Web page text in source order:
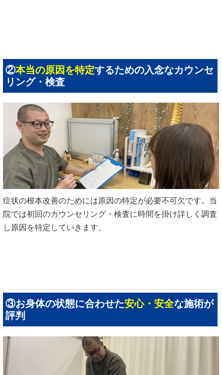
②本当の原因を特定するための入念なカウンセ
リング・検査
症状の根本改善のためには原因の特定が必要不可欠です。当
院では初回のカウンセリング・検査に時間を掛け詳しく調査
し原因を特定していきます。
③お身体の状態に合わせた安心・安全な施術が
評判